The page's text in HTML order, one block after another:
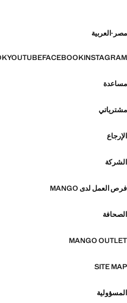
مصر ·العربية
INSTAGRAM
FACEBOOK
YOUTUBE
مساعدة
مشترياتي
الإرجاع
الشركة
فرص العمل لدى MANGO
الصحافة
MANGO OUTLET
SITE MAP
المسؤولية